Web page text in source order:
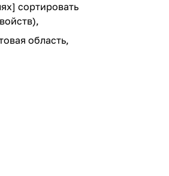
сортировать
область,